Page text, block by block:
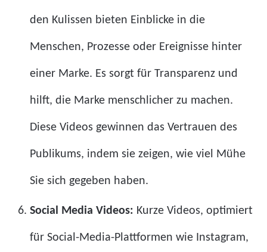
den Kulissen bieten Einblicke in die
Menschen, Prozesse oder Ereignisse hinter
einer Marke. Es sorgt für Transparenz und
hilft, die Marke menschlicher zu machen.
Diese Videos gewinnen das Vertrauen des
Publikums, indem sie zeigen, wie viel Mühe
Sie sich gegeben haben.
Social Media Videos: Kurze Videos, optimiert
für Social-Media-Plattformen wie Instagram,